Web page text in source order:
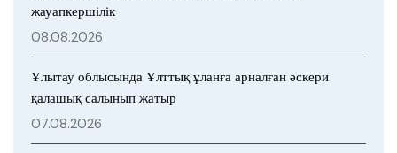
жауапкершілік
08.08.2026
Ұлытау облысында Ұлттық ұланға арналған әскери
қалашық салынып жатыр
07.08.2026